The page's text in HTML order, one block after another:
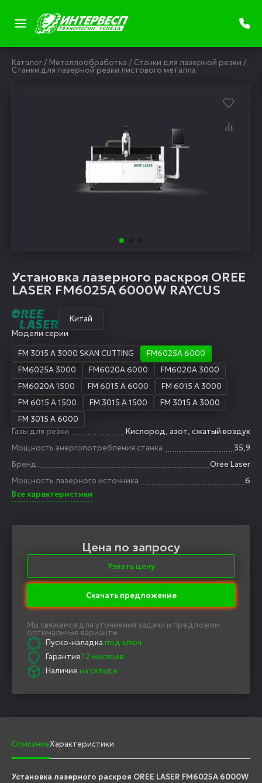
Каталог/ Металлообработка / Станки для лазерной резки /
Станки для лазерной резки листового металла
Установка лазерного раскроя OREE
LASER FM6025A 6000W RAYCUS
Китай
Модели серии
FM 3015 A 3000 SKAN CUTTING
FM6025A 6000
FM6025A 3000
FM6020A 6000
FM6020A 3000
FM6020A 1500
FM 6015 A 6000
FM 6015 A 3000
FM 6015 A 1500
FM 3015 A 1500
FM 3015 A 3000
FM 3015 A 6000
Газы для резки
Кислород, азот, сжатый воздух
Мощность энергопотребления станка
35,9
Бренд
Oree Laser
Мощность лазерного источника
6
Все характеристики
Цена по запросу
Узнать цену
Скачать предложение
Мы свяжемся для уточнения задачи и предложим
оптимальные варианты
Пуско-наладка под ключ
Гарантия 12 месяцев
Наличие на складе
ОписаниеХарактеристики
Установка лазерного раскроя OREE LASER FM6025A 6000W